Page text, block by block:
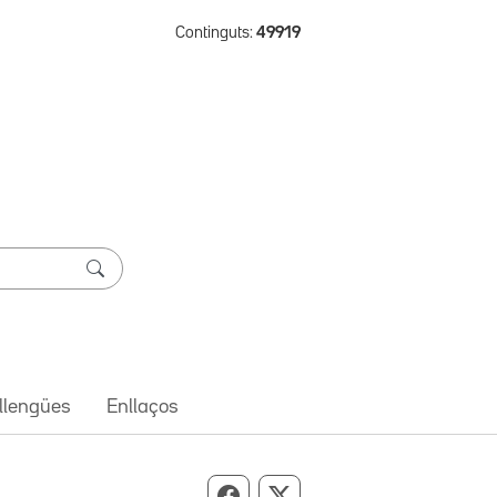
Continguts: 49919
Enllaços